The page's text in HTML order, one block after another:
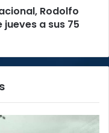
Rodolfo
a sus 75